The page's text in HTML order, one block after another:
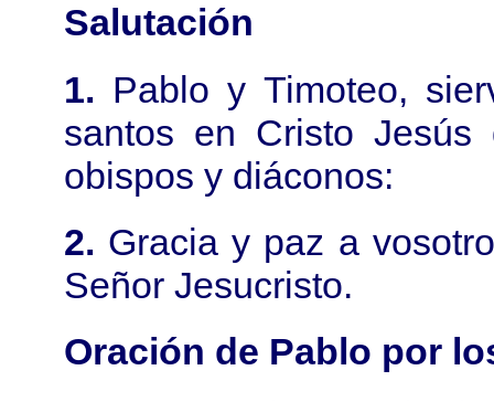
Salutación
1. Pablo y Timoteo,
santos en Cristo
obispos y diáconos:
2. Gracia y paz a
Señor Jesucristo.
Oración de Pablo por